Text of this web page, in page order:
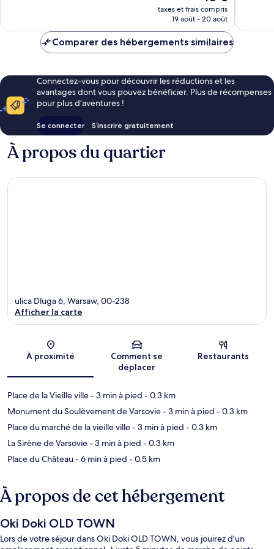
nouveau
prix
de
taxes et frais compris
19 août - 20 août
Comparer des hébergements similaires
Connectez-vous pour découvrir les réductions et les
avantages dont vous pouvez bénéficier. Plus de récompenses
pour plus d’aventures !
Se connecter S’inscrire gratuitement
À propos du quartier
Carte
ulica Dluga 6, Warsaw, 00-238
Afficher la carte
À proximité
Comment se
déplacer
Restaurants
Place de la Vieille ville- 3 min à pied - 0.3 km
Monument du Soulèvement de Varsovie- 3 min à pied - 0.3 km
Place du marché de la vieille ville- 3 min à pied - 0.3 km
La Sirène de Varsovie- 3 min à pied - 0.3 km
Place du Château- 6 min à pied - 0.5 km
À propos de cet hébergement
Oki Doki OLD TOWN
Lors de votre séjour dans Oki Doki OLD TOWN, vous jouirez d'un